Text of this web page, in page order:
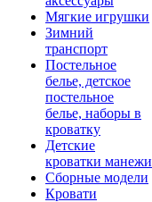
Мягкие игрушки
Зимний
транспорт
Постельное
белье, детское
постельное
белье, наборы в
кроватку
Детские
кроватки манежи
Сборные модели
Кровати